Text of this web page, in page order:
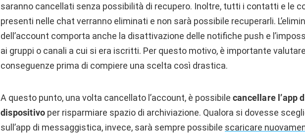
saranno cancellati senza possibilità di recupero. Inoltre, tutti i contatti e le
presenti nelle chat verranno eliminati e non sarà possibile recuperarli.
dell’account comporta anche la disattivazione delle notifiche push e
ai gruppi o canali a cui si era iscritti. Per questo motivo, è importante
conseguenze prima di compiere una scelta così drastica.
A questo punto, una volta cancellato l’account, è possibile cancellare l’app
dispositivo per risparmiare spazio di archiviazione. Qualora si dovesse
sull’app di messaggistica, invece, sarà sempre possibile scaricare